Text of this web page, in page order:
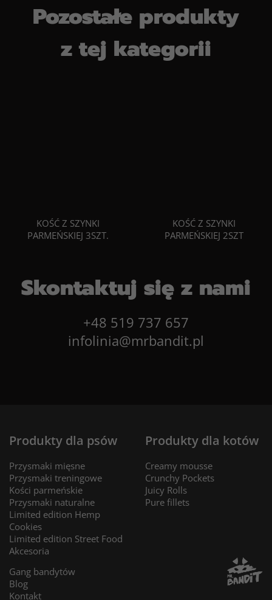
Pozostałe produkty
z tej kategorii
KOŚĆ Z SZYNKI
PARMEŃSKIEJ 3SZT.
KOŚĆ Z SZYNKI
PARMEŃSKIEJ 2SZT
Skontaktuj się z nami
+48 519 737 657
infolinia@mrbandit.pl
Produkty dla psów
Przysmaki mięsne
Przysmaki treningowe
Kości parmeńskie
Przysmaki naturalne
Limited edition Hemp
Cookies
Limited edition Street Food
Akcesoria
Produkty dla kotów
Creamy mousse
Crunchy Pockets
Juicy Rolls
Pure fillets
Gang bandytów
Blog
Kontakt